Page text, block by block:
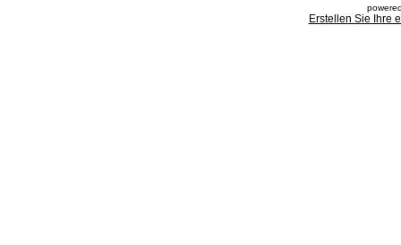
Erstellen Sie Ihre